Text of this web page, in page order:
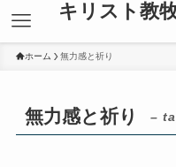
キリスト教
ホーム 無力感と祈り
無力感と祈り –